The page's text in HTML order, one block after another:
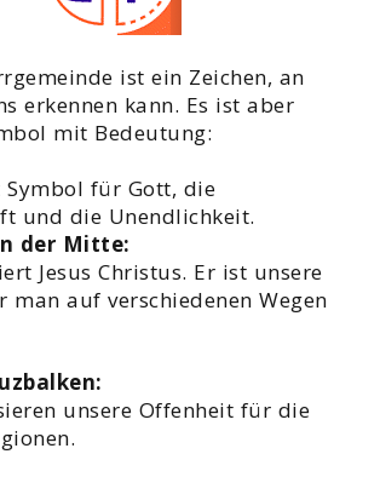
ist ein Zeichen, an
erkennen kann. Es ist aber
mit Bedeutung:
Symbol für Gott, die
und die Unendlichkeit.
der Mitte:
Jesus Christus. Er ist unsere
man auf verschiedenen Wegen
unsere Offenheit für die